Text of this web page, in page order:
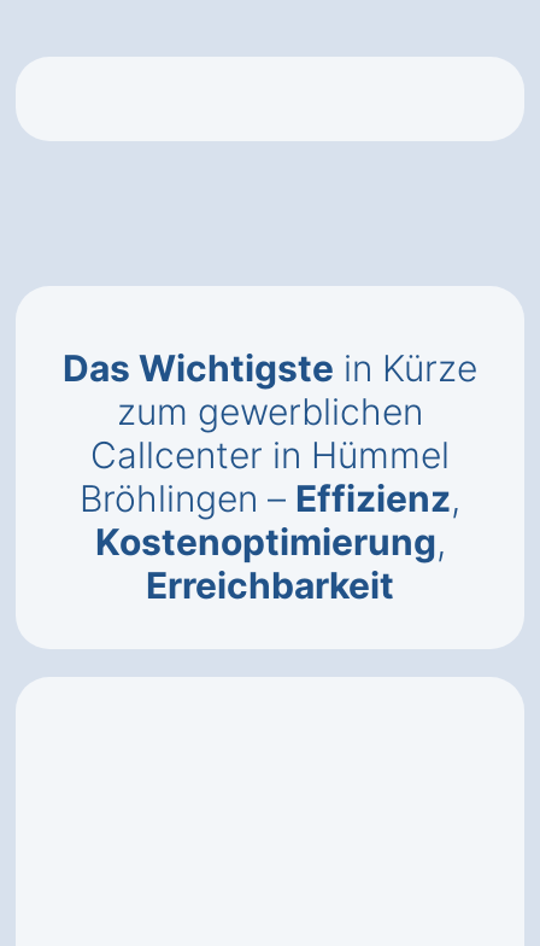
Das Wichtigste in Kürze
zum gewerblichen
Callcenter in Hümmel
Bröhlingen – Effizienz,
Kostenoptimierung,
Erreichbarkeit